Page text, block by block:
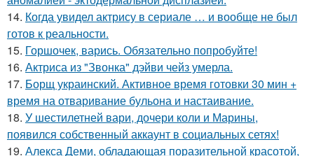
14. Когда увидел актрису в сериале … и вообще не был
готов к реальности.
15. Горшочек, варись. Обязательно попробуйте!
16. Актриса из "Звонка" дэйви чейз умерла.
17. Борщ украинский. Активное время готовки 30 мин +
время на отваривание бульона и настаивание.
18. У шестилетней вари, дочери коли и Марины,
появился собственный аккаунт в социальных сетях!
19. Алекса Деми, обладающая поразительной красотой,